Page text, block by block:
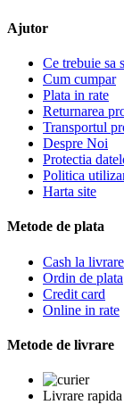
Ajutor
Ce trebuie sa
Cum cumpar
Plata in rate
Returnarea
Transportul
Despre Noi
Protectia
Politica
Harta site
Metode de plata
Cash la livrare
Ordin de plata
Credit card
Online in rate
Metode de livrare
Livrare